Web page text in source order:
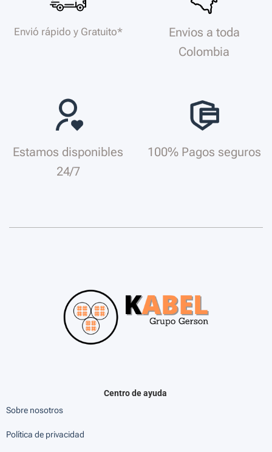
Envió rápido y Gratuito*
Envios a toda
Colombia
Estamos disponibles
24/7
100% Pagos seguros
Centro de ayuda
Sobre nosotros
Política de privacidad